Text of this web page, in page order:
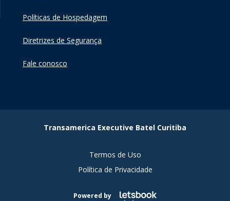
Políticas de Hospedagem
Diretrizes de Segurança
Fale conosco
Transamerica Executive Batel Curitiba
Termos de Uso
Política de Privacidade
Powered by